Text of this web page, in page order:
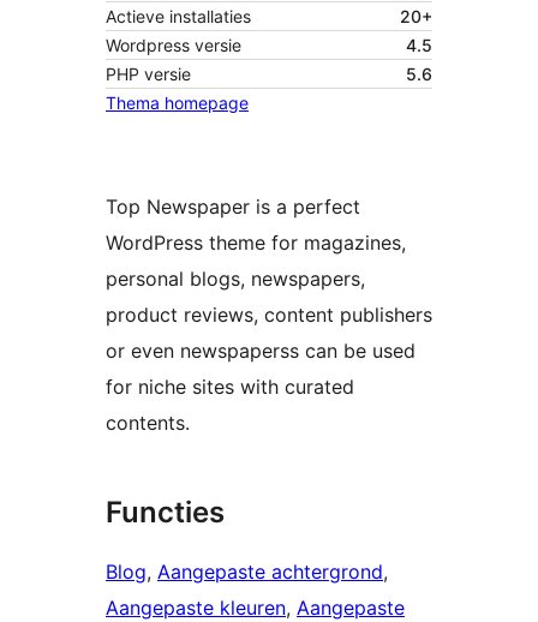
Actieve installaties
20+
Wordpress versie
4.5
PHP versie
5.6
Thema homepage
Top Newspaper is a perfect
WordPress theme for magazines,
personal blogs, newspapers,
product reviews, content publishers
or even newspaperss can be used
for niche sites with curated
contents.
Functies
Blog, Aangepaste achtergrond
Aangepaste kleuren, Aangepaste